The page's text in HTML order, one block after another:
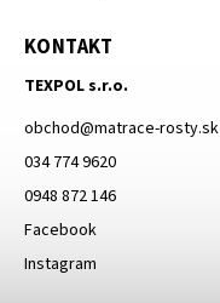
KONTAKT
TEXPOL s.r.o.
obchod@matrace-rosty.sk
034 774 9620
0948 872 146
Facebook
Instagram